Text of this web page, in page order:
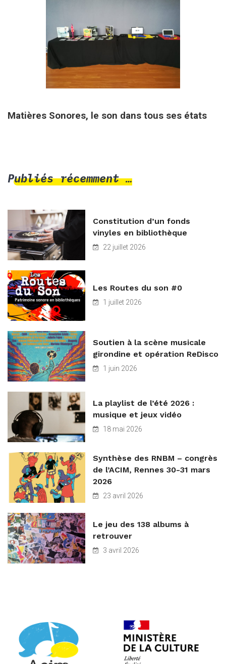
Matières Sonores, le son dans tous ses états
Publiés récemment …
Constitution d’un fonds
vinyles en bibliothèque
22 juillet 2026
Les Routes du son #0
1 juillet 2026
Soutien à la scène musicale
girondine et opération ReDisco
1 juin 2026
La playlist de l’été 2026 :
musique et jeux vidéo
18 mai 2026
Synthèse des RNBM – congrès
de l’ACIM, Rennes 30-31 mars
2026
23 avril 2026
Le jeu des 138 albums à
retrouver
3 avril 2026